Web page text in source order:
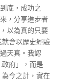
底，成功之
，分享進步者
以為真的只要
會以歷史經驗
天真。我認
府」，而是
為今之計，實在